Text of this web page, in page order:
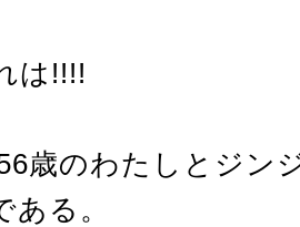
は!!!!
歳のわたしとジン
ある。